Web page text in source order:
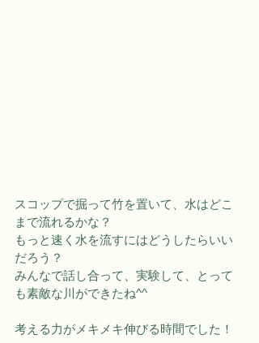
スコップで掘って竹を置いて、水はどこ
まで流れるかな？
もっと速く水を流すにはどうしたらいい
だろう？
みんなで話し合って、実験して、とって
も素敵な川ができたね^^
考える力がメキメキ伸びる時間でした！